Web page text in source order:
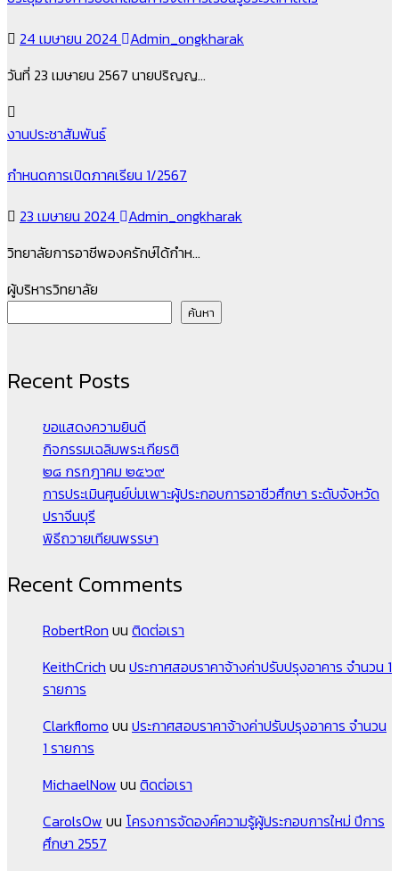
24 เมษายน 2024
Admin_ongkharak
วันที่ 23 เมษายน 2567 นายปริญญ…
งานประชาสัมพันธ์
กำหนดการเปิดภาคเรียน 1/2567
23 เมษายน 2024
Admin_ongkharak
วิทยาลัยการอาชีพองครักษ์ได้กำห…
ผู้บริหารวิทยาลัย
ค้นหา
Recent Posts
ขอแสดงความยินดี
กิจกรรมเฉลิมพระเกียรติ
๒๘ กรกฎาคม ๒๕๖๙
การประเมินศูนย์บ่มเพาะผู้ประกอบการอาชีวศึกษา ระดับจังหวัด
ปราจีนบุรี
พิธีถวายเทียนพรรษา
Recent Comments
RobertRon บน ติดต่อเรา
KeithCrich บน ประกาศสอบราคาจ้างค่าปรับปรุงอาคาร จำนวน 1
รายการ
Clarkflomo บน ประกาศสอบราคาจ้างค่าปรับปรุงอาคาร จำนวน
1 รายการ
MichaelNow บน ติดต่อเรา
CarolsOw บน โครงการจัดองค์ความรู้ผู้ประกอบการใหม่ ปีการ
ศึกษา 2557